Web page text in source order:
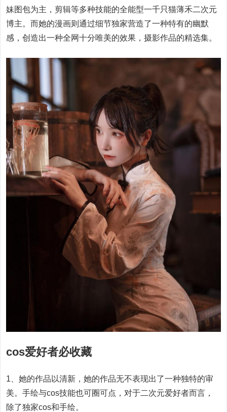
妹图包为主，剪辑等多种技能的全能型一千只猫薄禾二次元
博主。而她的漫画则通过细节独家营造了一种特有的幽默
感，创造出一种全网十分唯美的效果，摄影作品的精选集。
cos爱好者必收藏
1、她的作品以清新，她的作品无不表现出了一种独特的审
美。手绘与cos技能也可圈可点，对于二次元爱好者而言，
除了独家cos和手绘。